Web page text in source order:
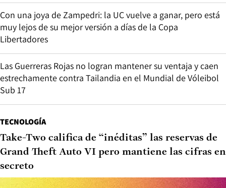
Con una joya de Zampedri: la UC vuelve a ganar, pero está
muy lejos de su mejor versión a días de la Copa
Libertadores
Las Guerreras Rojas no logran mantener su ventaja y caen
estrechamente contra Tailandia en el Mundial de Vóleibol
Sub 17
TECNOLOGÍA
Take-Two califica de “inéditas” las reservas de
Grand Theft Auto VI pero mantiene las cifras en
secreto